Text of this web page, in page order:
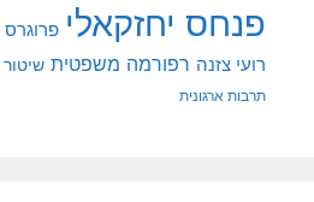
פנחס יחזקאלי פרוגרס
רועי צזנה רפורמה משפטית שיטור
תרבות ארגונית